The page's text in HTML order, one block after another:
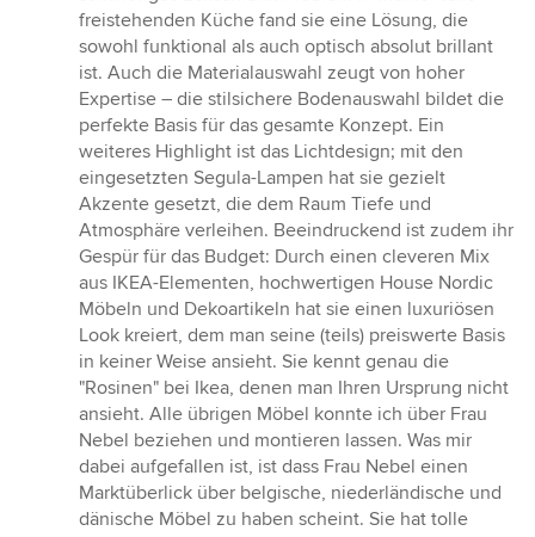
freistehenden Küche fand sie eine Lösung, die
sowohl funktional als auch optisch absolut brillant
ist. Auch die Materialauswahl zeugt von hoher
Expertise – die stilsichere Bodenauswahl bildet die
perfekte Basis für das gesamte Konzept. Ein
weiteres Highlight ist das Lichtdesign; mit den
eingesetzten Segula-Lampen hat sie gezielt
Akzente gesetzt, die dem Raum Tiefe und
Atmosphäre verleihen. Beeindruckend ist zudem ihr
Gespür für das Budget: Durch einen cleveren Mix
aus IKEA-Elementen, hochwertigen House Nordic
Möbeln und Dekoartikeln hat sie einen luxuriösen
Look kreiert, dem man seine (teils) preiswerte Basis
in keiner Weise ansieht. Sie kennt genau die
"Rosinen" bei Ikea, denen man Ihren Ursprung nicht
ansieht. Alle übrigen Möbel konnte ich über Frau
Nebel beziehen und montieren lassen. Was mir
dabei aufgefallen ist, ist dass Frau Nebel einen
Marktüberlick über belgische, niederländische und
dänische Möbel zu haben scheint. Sie hat tolle